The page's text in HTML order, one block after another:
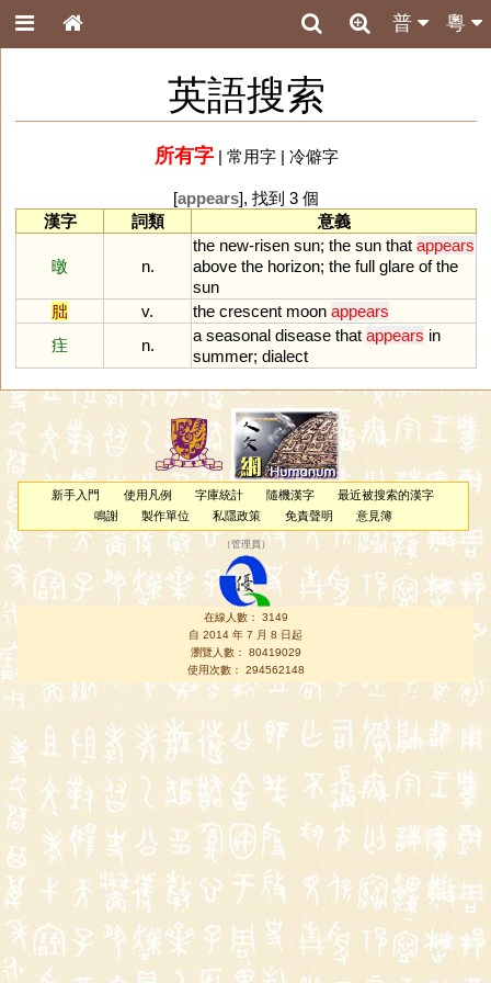
粵
普
英語搜索
所有字| 常用字| 冷僻字
[appears], 找到 3 個
漢字
詞類 意義
暾 n.
the new-risen sun; the sun that appears
above the horizon; the full glare of the
sun
朏
v. the crescent moon appears
疰
n.
a seasonal disease that appears in
summer; dialect
新手入門 使用凡例 字庫統計 隨機漢字
最近被搜索的漢字
鳴謝
製作單位 私隱政策 免責聲明 意見簿
（管理員 ）
在線人數： 3149
自 2014 年 7 月 8 日起
瀏覽人數： 80419029
使用次數： 294562148